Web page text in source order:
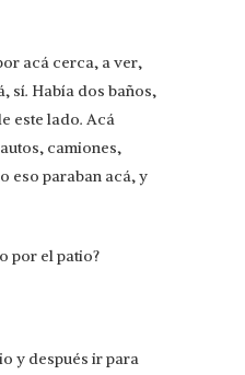
acá cerca, a ver,
sí. Había dos baños,
este lado. Acá
camiones,
eso paraban acá, y
por el patio?
y después ir para